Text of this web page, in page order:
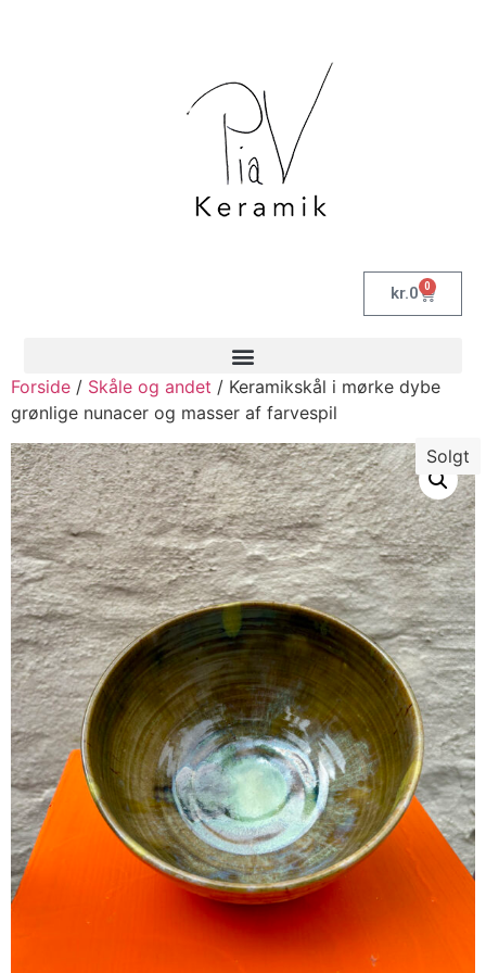
kr.0 0
Forside / Skåle og andet / Keramikskål i mørke dybe
grønlige nunacer og masser af farvespil
Solgt